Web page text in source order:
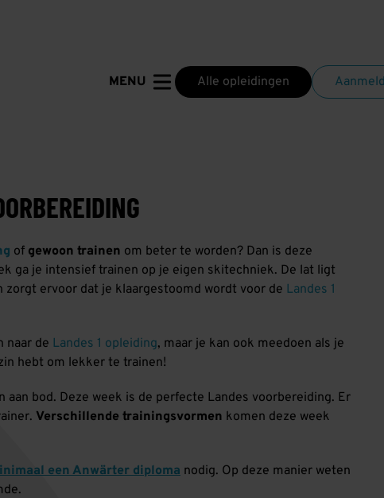
MENU Alle opleidingen
of gewoon trainen om beter te worden? Dan is deze
ga je intensief trainen op je eigen skitechniek. De lat ligt
zorgt ervoor dat je klaargestoomd wordt voor de Landes 1
naar de Landes 1 opleiding, maar je kan ook meedoen als je
hebt om lekker te trainen!
aan bod. Deze week is de perfecte Landes voorbereiding. Er
Verschillende trainingsvormen komen deze week
een Anwärter diploma nodig. Op deze manier weten